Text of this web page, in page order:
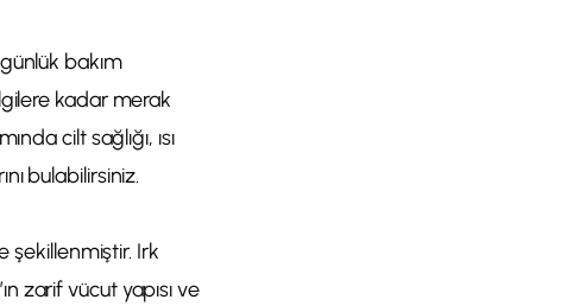
bakım
kadar merak
cilt sağlığı, ısı
bulabilirsiniz.
şekillenmiştir. Irk
zarif vücut yapısı ve